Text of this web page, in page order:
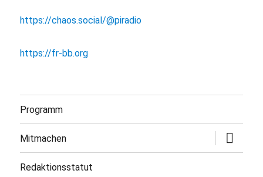
https://chaos.social/@piradio
https://fr-bb.org
Programm
Mitmachen
öffnen
Redaktionsstatut